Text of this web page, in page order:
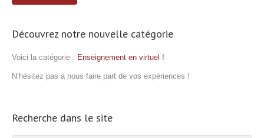
Découvrez notre nouvelle catégorie
Voici la catégorie : Enseignement en virtuel !
N’hésitez pas à nous faire part de vos expériences !
Recherche dans le site